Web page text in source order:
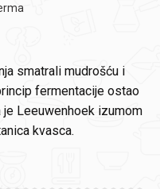
smatrali mudrošću i
fermentacije ostao
Leeuwenhoek izumom
kvasca.